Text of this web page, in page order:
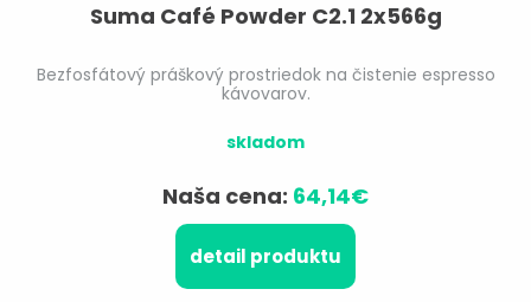
Suma Café Powder C2.1 2x566g
Bezfosfátový práškový prostriedok na čistenie espresso
kávovarov.
skladom
Naša cena: 64,14€
detail produktu